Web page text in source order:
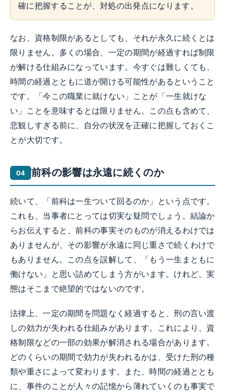
確に把握することが、対処の出発点になります。
なお、資格制限があるとしても、それが永久に続くとは
限りません。多くの場合、一定の期間が経過すれば制限
が解ける仕組みになっています。今すぐは難しくても、
時間の経過とともに道が開ける可能性があるということ
です。「今この職業に就けない」ことが「一生就けな
い」ことを意味するとは限りません。この点も含めて、
悲観しすぎる前に、自分の状況を正確に把握しておくこ
とが大切です。
前科の影響は永遠に続くのか
続いて、「前科は一生ついて回るのか」という点です。
これも、当事者にとっては切実な疑問でしょう。結論か
らお伝えすると、前科の事実そのものが消えるわけでは
ありませんが、その影響が永遠に同じ重さで続くわけで
もありません。この点を誤解して、「もう一生まともに
働けない」と思い詰めてしまう方がいます。けれど、実
態はそこまで絶望的ではないのです。
法律上、一定の期間を問題なく経過すると、刑の言い渡
しの効力が失われる仕組みがあります。これにより、資
格制限などの一部の効果が解消される場合があります。
どのくらいの期間で効力が失われるかは、受けた刑の種
類や重さによって変わります。また、時間の経過ととも
に、事件のことが人々の記憶から薄れていくのも事実で